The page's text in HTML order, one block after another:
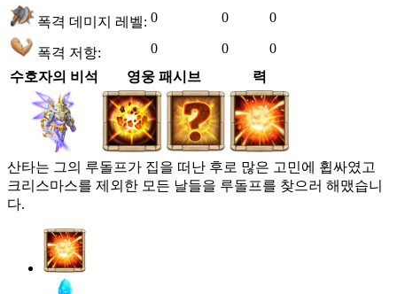
폭격 데미지 레벨: 0 0 0
폭격 저항: 0 0
0
수호자의 비석
영웅 패시브 력
산타는 그의 루돌프가 집을 떠난 후로 많은 고민에 휩싸였고
크리스마스를 제외한 모든 날들을 루돌프를 찾으러 해맸습니
다.